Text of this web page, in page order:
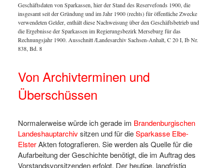
Geschäftsdaten von Sparkassen, hier der Stand des Reservefonds 1900, die
insgesamt seit der Gründung und im Jahr 1900 (rechts) für öffentliche Zwecke
verwendeten Gelder, enthält diese Nachweisung über den Geschäftsbetrieb und
die Ergebnisse der Sparkassen im Regierungsbezirk Merseburg für das
Rechnungsjahr 1900. Ausschnitt /Landesarchiv Sachsen-Anhalt, C 20 I, Ib Nr.
838, Bd. 8
Von Archivterminen und
Überschüssen
Normalerweise würde ich gerade im Brandenburgischen
Landeshauptarchivsitzen und für dieSparkasse Elbe-
ElsterAkten fotografieren. Sie werden als Quelle für die
Aufarbeitung der Geschichte benötigt, die im Auftrag des
Vorstandsvorsitzenden erfolgt. Der heutige, langfristig